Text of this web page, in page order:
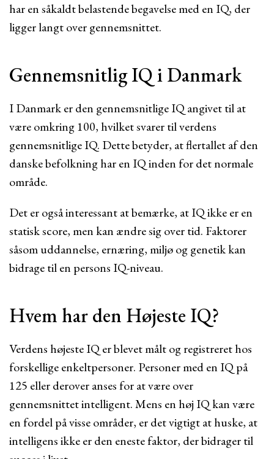
har en såkaldt belastende begavelse med en IQ, der
ligger langt over gennemsnittet.
Gennemsnitlig IQ i Danmark
I Danmark er den gennemsnitlige IQ angivet til at
være omkring 100, hvilket svarer til verdens
gennemsnitlige IQ. Dette betyder, at flertallet af den
danske befolkning har en IQ inden for det normale
område.
Det er også interessant at bemærke, at IQ ikke er en
statisk score, men kan ændre sig over tid. Faktorer
såsom uddannelse, ernæring, miljø og genetik kan
bidrage til en persons IQ-niveau.
Hvem har den Højeste IQ?
Verdens højeste IQ er blevet målt og registreret hos
forskellige enkeltpersoner. Personer med en IQ på
125 eller derover anses for at være over
gennemsnittet intelligent. Mens en høj IQ kan være
en fordel på visse områder, er det vigtigt at huske, at
intelligens ikke er den eneste faktor, der bidrager til